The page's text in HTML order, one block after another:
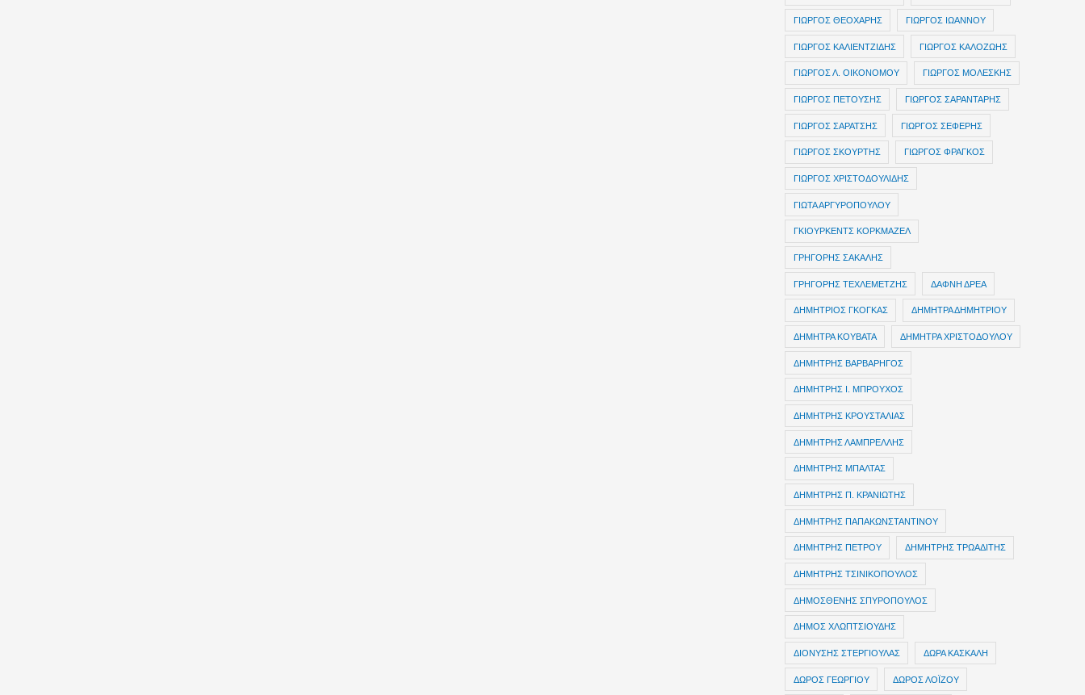
ΓΙΩΡΓΟΣ ΘΕΟΧΑΡΗΣ ΓΙΩΡΓΟΣ ΙΩΑΝΝΟΥ
ΓΙΩΡΓΟΣ ΚΑΛΙΕΝΤΖΙΔΗΣ ΓΙΩΡΓΟΣ ΚΑΛΟΖΩΗΣ
ΓΙΩΡΓΟΣ Λ. ΟΙΚΟΝΟΜΟΥ ΓΙΩΡΓΟΣ ΜΟΛΕΣΚΗΣ
ΓΙΩΡΓΟΣ ΠΕΤΟΥΣΗΣ ΓΙΩΡΓΟΣ ΣΑΡΑΝΤΑΡΗΣ
ΓΙΩΡΓΟΣ ΣΑΡΑΤΣΗΣ ΓΙΩΡΓΟΣ ΣΕΦΕΡΗΣ
ΓΙΩΡΓΟΣ ΣΚΟΥΡΤΗΣ ΓΙΩΡΓΟΣ ΦΡΑΓΚΟΣ
ΓΙΩΡΓΟΣ ΧΡΙΣΤΟΔΟΥΛΙΔΗΣ
ΓΙΩΤΑ ΑΡΓΥΡΟΠΟΥΛΟΥ
ΓΚΙΟΥΡΚΕΝΤΣ ΚΟΡΚΜΑΖΕΛ
ΓΡΗΓΟΡΗΣ ΣΑΚΑΛΗΣ
ΓΡΗΓΟΡΗΣ ΤΕΧΛΕΜΕΤΖΗΣ ΔΑΦΝΗ ΔΡΕΑ
ΔΗΜΗΤΡIOΣ ΓΚΟΓΚΑΣ ΔΗΜΗΤΡΑ ΔΗΜΗΤΡΙΟΥ
ΔΗΜΗΤΡΑ ΚΟΥΒΑΤΑ ΔΗΜΗΤΡΑ ΧΡΙΣΤΟΔΟΥΛΟΥ
ΔΗΜΗΤΡΗΣ ΒΑΡΒΑΡΗΓΟΣ
ΔΗΜΗΤΡΗΣ Ι. ΜΠΡΟΥΧΟΣ
ΔΗΜΗΤΡΗΣ ΚΡΟΥΣΤΑΛΙΑΣ
ΔΗΜΗΤΡΗΣ ΛΑΜΠΡΕΛΛΗΣ
ΔΗΜΗΤΡΗΣ ΜΠΑΛΤΑΣ
ΔΗΜΗΤΡΗΣ Π. ΚΡΑΝΙΩΤΗΣ
ΔΗΜΗΤΡΗΣ ΠΑΠΑΚΩΝΣΤΑΝΤΙΝΟΥ
ΔΗΜΗΤΡΗΣ ΠΕΤΡΟΥ ΔΗΜΗΤΡΗΣ ΤΡΩΑΔΙΤΗΣ
ΔΗΜΗΤΡΗΣ ΤΣΙΝΙΚΟΠΟΥΛΟΣ
ΔΗΜΟΣΘΕΝΗΣ ΣΠΥΡΟΠΟΥΛΟΣ
ΔΗΜΟΣ ΧΛΩΠΤΣΙΟΥΔΗΣ
ΔΙΟΝΥΣΗΣ ΣΤΕΡΓΙΟΥΛΑΣ ΔΩΡΑ ΚΑΣΚΑΛΗ
ΔΩΡΟΣ ΓΕΩΡΓΙΟΥ ΔΩΡΟΣ ΛΟΪΖΟΥ